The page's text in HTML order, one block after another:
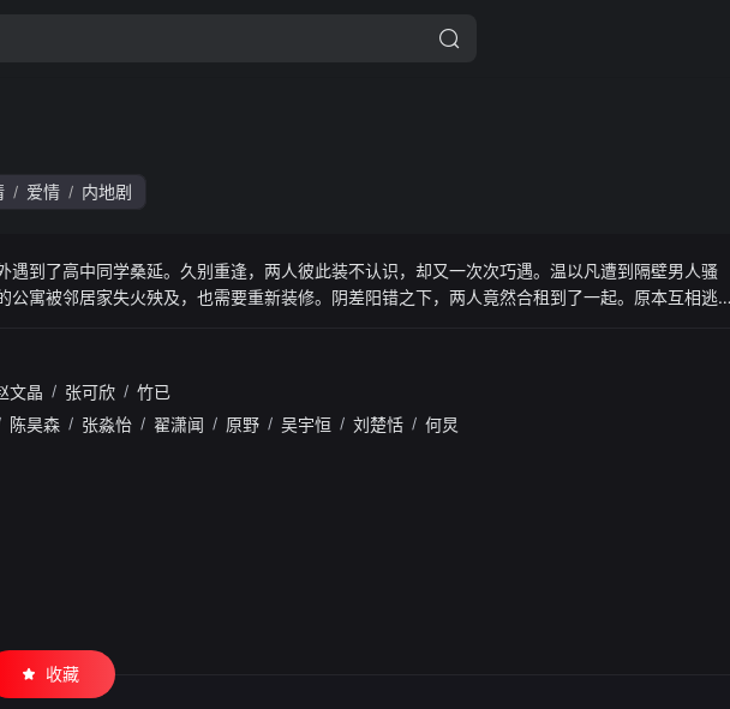
暂无
/ 爱情 / 内地剧
遇到了高中同学桑延。久别重逢，两人彼此装不认识，却又一次次巧遇。温以凡遭到隔壁男人骚
公寓被邻居家失火殃及，也需要重新装修。阴差阳错之下，两人竟然合租到了一起。原本互相逃
的告白，两人正式确定了关系。后来，温以凡向桑延坦诚当初违背约定没有跟他考同一所大学的
。
文晶 / 张可欣 / 竹已
陈昊森 / 张淼怡 / 翟潇闻 / 原野 / 吴宇恒 / 刘楚恬 / 何炅
收藏